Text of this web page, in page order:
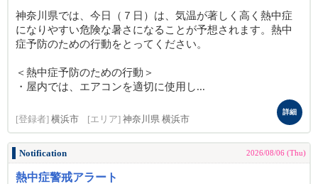
神奈川県では、今日（７日）は、気温が著しく高く熱中症
になりやすい危険な暑さになることが予想されます。熱中
症予防のための行動をとってください。
＜熱中症予防のための行動＞
・屋内では、エアコンを適切に使用し...
[登録者] 横浜市 [エリア] 神奈川県 横浜市
詳細
Notification 2026/08/06 (Thu)
熱中症警戒アラート